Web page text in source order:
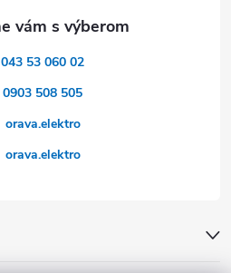
043 53 060 02
0903 508 505
orava.elektro
orava.elektro